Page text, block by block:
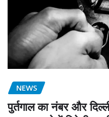
NEWS
पुर्तगाल का नंबर और